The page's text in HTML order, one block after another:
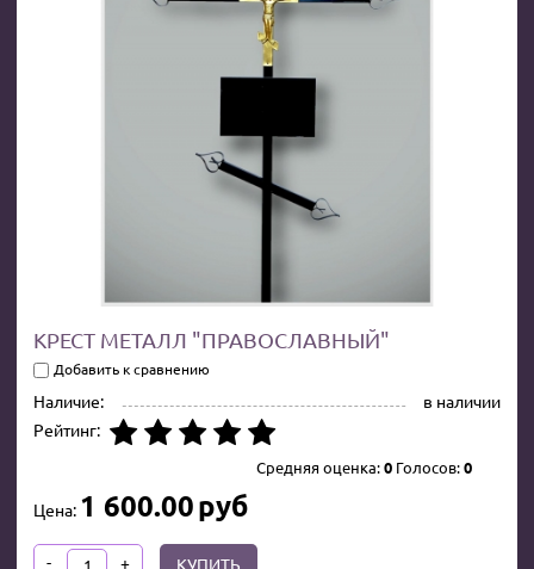
КРЕСТ МЕТАЛЛ "ПРАВОСЛАВНЫЙ"
Добавить к сравнению
Наличие:
в наличии
Рейтинг:
Средняя оценка:0 Голосов:0
Цена: 1 600.00руб
- + КУПИТЬ